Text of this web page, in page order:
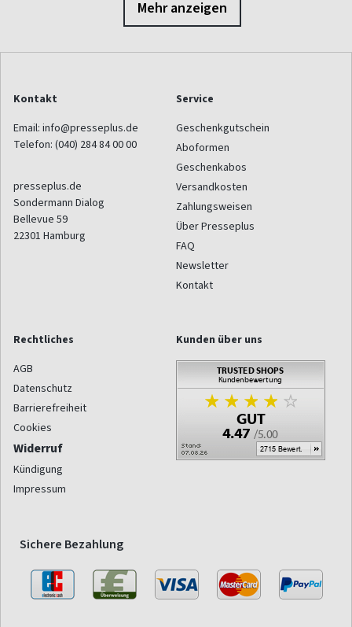
Mehr anzeigen
Kontakt
Email: info@presseplus.de
Telefon: (040) 284 84 00 00
presseplus.de
Sondermann Dialog
Bellevue 59
22301 Hamburg
Service
Geschenkgutschein
Aboformen
Geschenkabos
Versandkosten
Zahlungsweisen
Über Presseplus
FAQ
Newsletter
Kontakt
Rechtliches
AGB
Datenschutz
Barrierefreiheit
Cookies
Widerruf
Kündigung
Impressum
Kunden über uns
Sichere Bezahlung